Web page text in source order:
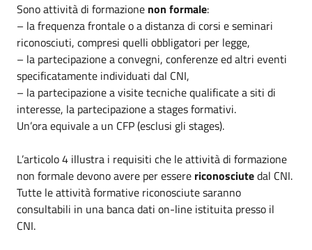
Sono attività di formazione non formale:
– la frequenza frontale o a distanza di corsi e seminari
riconosciuti, compresi quelli obbligatori per legge,
– la partecipazione a convegni, conferenze ed altri eventi
specificatamente individuati dal CNI,
– la partecipazione a visite tecniche qualificate a siti di
interesse, la partecipazione a stages formativi.
Un’ora equivale a un CFP (esclusi gli stages).
L’articolo 4 illustra i requisiti che le attività di formazione
non formale devono avere per essere riconosciutedal CNI.
Tutte le attività formative riconosciute saranno
consultabili in una banca dati on-line istituita presso il
CNI.